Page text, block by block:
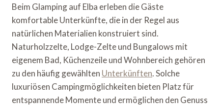
Beim Glamping auf Elba erleben die Gäste
komfortable Unterkünfte, die in der Regel aus
natürlichen Materialien konstruiert sind.
Naturholzzelte, Lodge-Zelte und Bungalows mit
eigenem Bad, Küchenzeile und Wohnbereich gehören
zu den häufig gewählten Unterkünften. Solche
luxuriösen Campingmöglichkeiten bieten Platz für
entspannende Momente und ermöglichen den Genuss